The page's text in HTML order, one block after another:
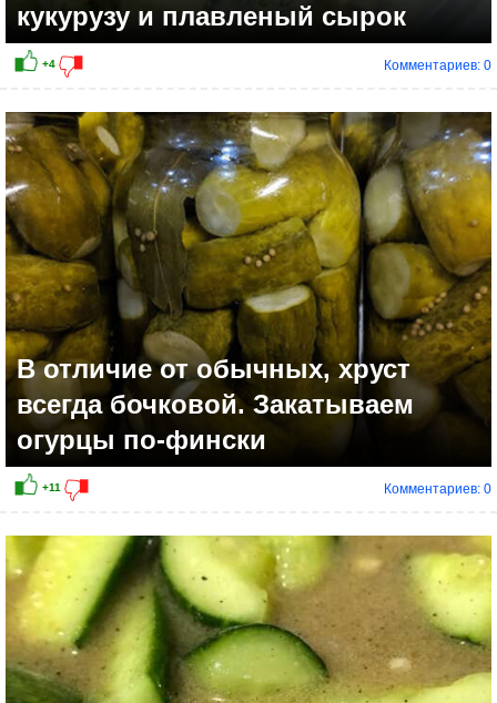
+9
кукурузу и плавленый сырок
Комментариев: 0
В отличие от обычных, хруст
всегда бочковой. Закатываем
огурцы по-фински
Комментариев: 0